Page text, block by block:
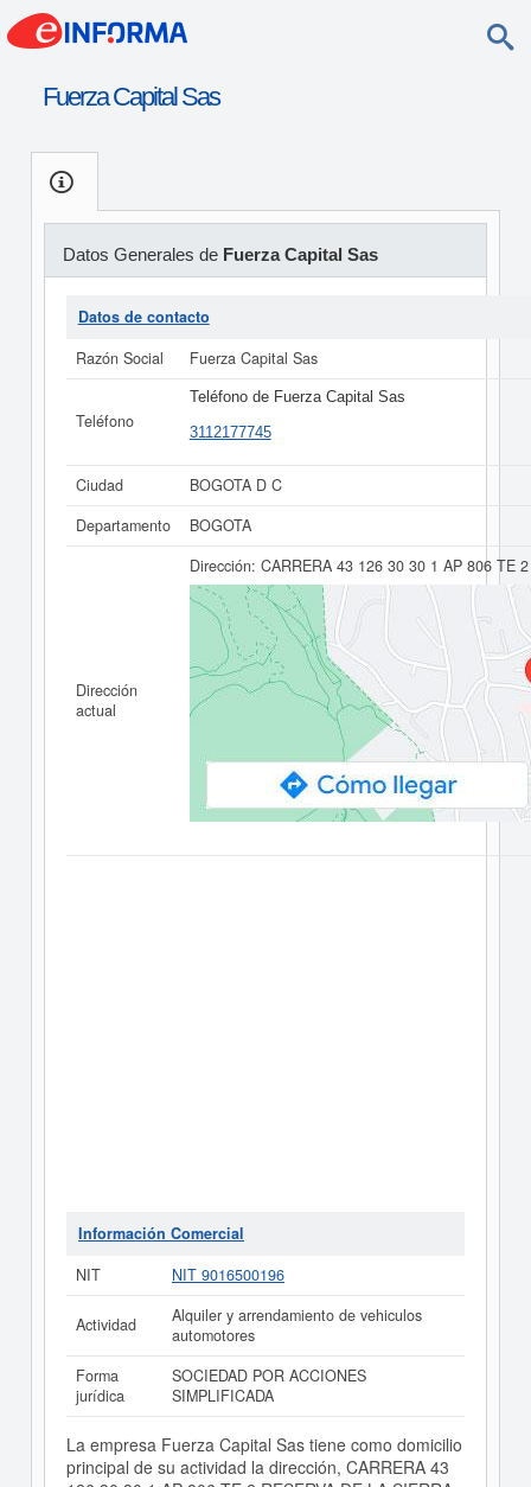
Fuerza Capital Sas
Datos Generales de Fuerza Capital Sas
Datos de contacto
Razón Social
Fuerza Capital Sas
Teléfono
Teléfono de Fuerza Capital Sas
3112177745
Ciudad
BOGOTA D C
Departamento
BOGOTA
Dirección
actual
Dirección: CARRERA 43 126 30 30 1 AP 806 TE
Información Comercial
NIT
NIT 9016500196
Actividad
Alquiler y arrendamiento de vehiculos
automotores
Forma
jurídica
SOCIEDAD POR ACCIONES
SIMPLIFICADA
La empresa Fuerza Capital Sas tiene como domicilio
principal de su actividad la dirección, CARRERA 43